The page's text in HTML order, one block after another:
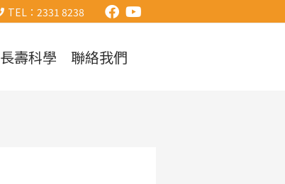
TEL：2331 8238
長壽科學 聯絡我們